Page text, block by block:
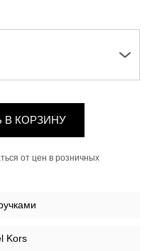
В КОРЗИНУ
от цен в розничных
Kors